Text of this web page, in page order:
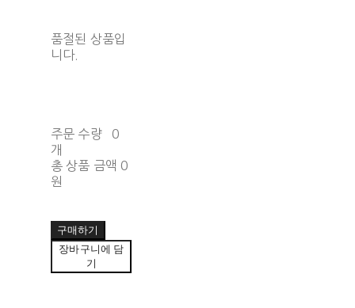
품절된 상품입
니다.
주문 수량
0
개
총 상품 금액 0
원
구매하기
장바구니에 담
기